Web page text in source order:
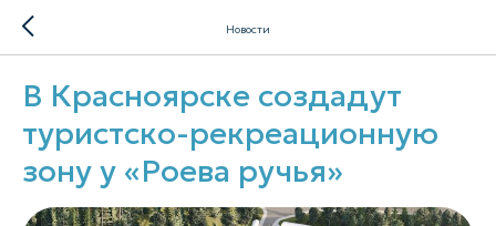
Новости
В Красноярске создадут
туристско-рекреационную
зону у «Роева ручья»